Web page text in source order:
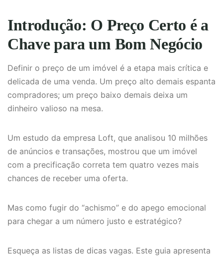
Introdução: O Preço Certo é a
Chave para um Bom Negócio
Definir o preço de um imóvel é a etapa mais crítica e
delicada de uma venda. Um preço alto demais espanta
compradores; um preço baixo demais deixa um
dinheiro valioso na mesa.
Um estudo da empresa Loft, que analisou 10 milhões
de anúncios e transações, mostrou que um imóvel
com a precificação correta tem quatro vezes mais
chances de receber uma oferta.
Mas como fugir do “achismo” e do apego emocional
para chegar a um número justo e estratégico?
Esqueça as listas de dicas vagas. Este guia apresenta